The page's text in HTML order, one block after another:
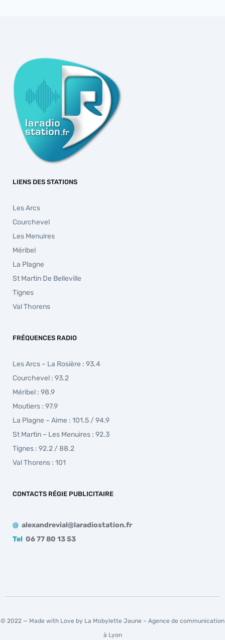
LIENS DES STATIONS
Les Arcs
Courchevel
Les Menuires
Méribel
La Plagne
St Martin De Belleville
Tignes
Val Thorens
FRÉQUENCES RADIO
Les Arcs – La Rosière : 93.4
Courchevel : 93.2
Méribel : 98.9
Moutiers : 97.9
La Plagne – Aime : 101.5 / 94.9
St Martin – Les Menuires : 92.3
Tignes : 92.2 / 88.2
Val Thorens : 101
CONTACTS RÉGIE PUBLICITAIRE
@ alexandrevial@laradiostation.fr
Tel 06 77 80 13 53
© 2022 — Made with Love by La Mobylette Jaune – Agence de communication
à Lyon